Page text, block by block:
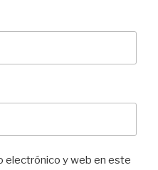
electrónico y web en este